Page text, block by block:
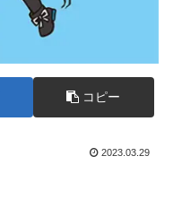
コピー
2023.03.29